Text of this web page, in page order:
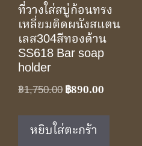
ที่วางใส่สบู่ก้อนทรง
เหลี่ยมติดผนังสแตน
เลส304สีทองด้าน
SS618 Bar soap
holder
฿1,750.00Original
฿1,750.00.
฿890.00
หยิบใส่ตะกร้า